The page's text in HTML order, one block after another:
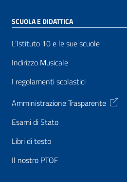
SCUOLA E DIDATTICA
L’Istituto 10 e le sue scuole
Indirizzo Musicale
I regolamenti scolastici
Amministrazione Trasparente
Esami di Stato
Libri di testo
Il nostro PTOF